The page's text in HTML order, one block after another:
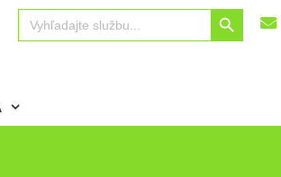
Search
for:
Search Button